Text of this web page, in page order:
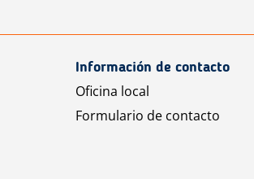
Información de contacto
Oficina local
Formulario de contacto